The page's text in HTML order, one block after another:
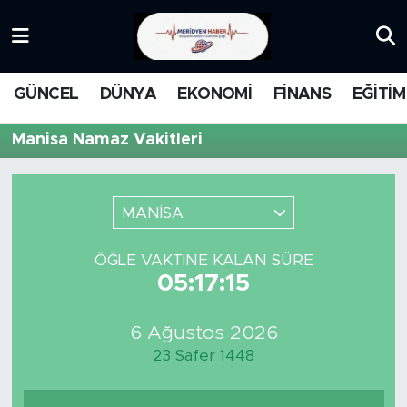
GÜNCEL DÜNYA EKONOMİ FİNANS EĞİTİM
Manisa Namaz Vakitleri
MANİSA
ÖĞLE VAKTINE KALAN SÜRE
05:17:15
6 Ağustos 2026
23 Safer 1448
MANŞET
FİNANS
KARİKATÜR
İstanbul Namaz Vakitleri
Trafik Durumu
Süper Lig Puan Durumu ve Fikstür
Son Dakika Haberleri
Haber Arşivi